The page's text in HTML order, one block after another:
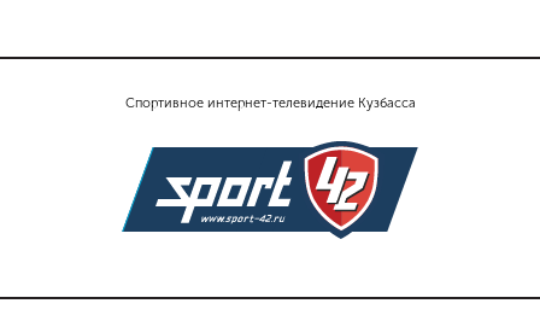
Спортивное интернет-телевидение Кузбасса